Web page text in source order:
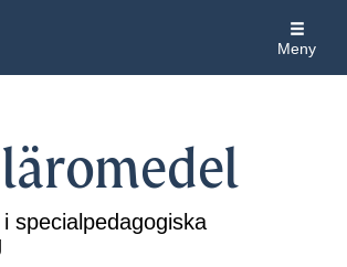
Meny
specialpedagogiska